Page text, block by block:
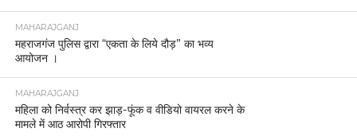
MAHARAJGANJ
महराजगंज पुलिस द्वारा “एकता के लिये दौड़” का भव्य
आयोजन ।
MAHARAJGANJ
महिला को निर्वस्त्र कर झाड़-फूंक व वीडियो वायरल करने के
मामले में आठ आरोपी गिरफ्तार